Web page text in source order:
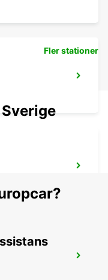
Fler stationer